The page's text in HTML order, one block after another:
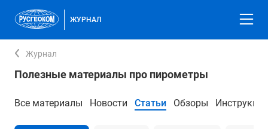
ЖУРНАЛ
Журнал
Полезные материалы про пирометры
Все материалы Новости Статьи Обзоры Инструкции